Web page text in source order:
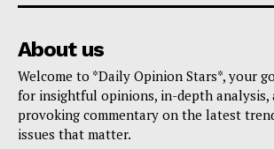
About us
Welcome to *Daily Opinion Stars*, your
for insightful opinions, in-depth analysis,
provoking commentary on the latest
issues that matter.